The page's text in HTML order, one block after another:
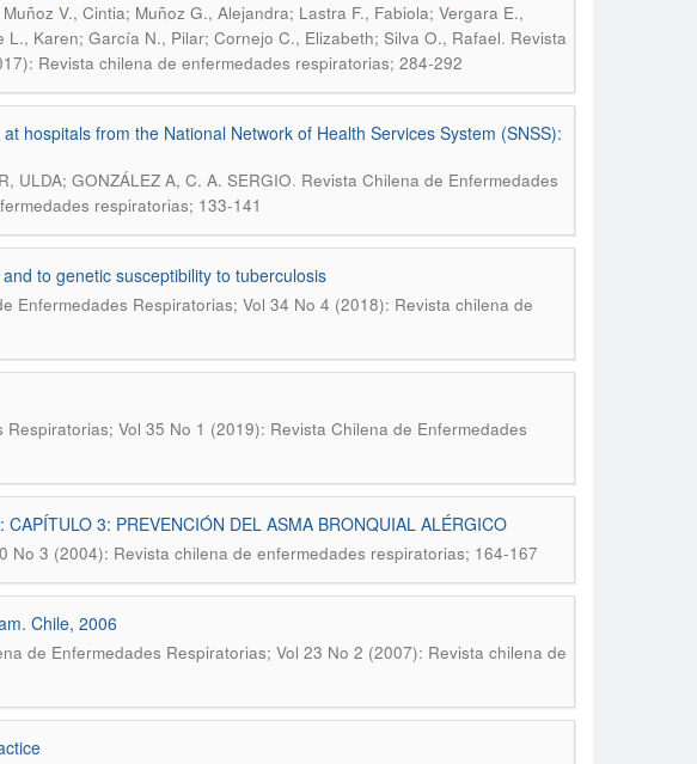
V., Cintia; Muñoz G., Alejandra; Lastra F., Fabiola; Vergara E.,
Karen; García N., Pilar; Cornejo C., Elizabeth; Silva O., Rafael. Revista
Revista chilena de enfermedades respiratorias; 284-292
hospitals from the National Network of Health Services System (SNSS):
ULDA; GONZÁLEZ A, C. A. SERGIO. Revista Chilena de Enfermedades
respiratorias; 133-141
to genetic susceptibility to tuberculosis
Enfermedades Respiratorias; Vol 34 No 4 (2018): Revista chilena de
Vol 35 No 1 (2019): Revista Chilena de Enfermedades
3: PREVENCIÓN DEL ASMA BRONQUIAL ALÉRGICO
No 3 (2004): Revista chilena de enfermedades respiratorias; 164-167
Chile, 2006
de Enfermedades Respiratorias; Vol 23 No 2 (2007): Revista chilena de